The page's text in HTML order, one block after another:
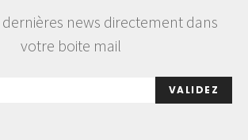
dernières news directement dans
votre boite mail
VALIDEZ